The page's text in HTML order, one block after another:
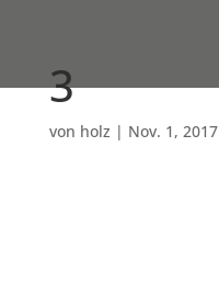
3
von holz | Nov. 1, 2017